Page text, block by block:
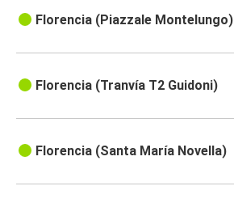
Florencia (Piazzale Montelungo)
Florencia (Tranvía T2 Guidoni)
Florencia (Santa María Novella)